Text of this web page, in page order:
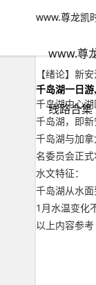
www.尊龙凯
www.尊
线路合集
www.尊龙凯
新安江一日
【绪论】新
千岛湖一日
千岛湖中心湖
千岛湖，即
千岛湖与加
名委员会正式
水文特征：
千岛湖从水
1月水温变化
以上内容参